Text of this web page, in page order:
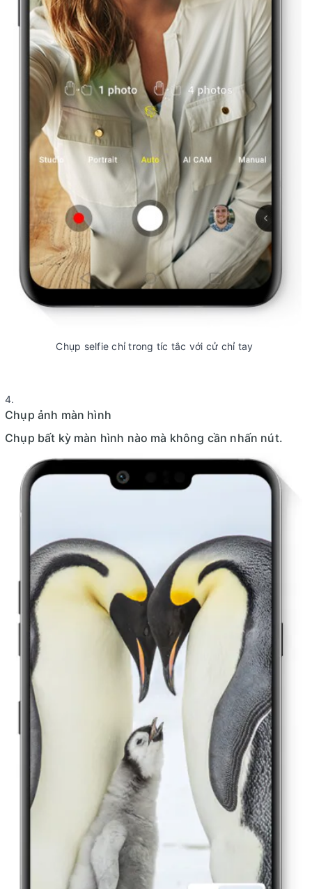
Chụp selfie chỉ trong tíc tắc với cử chỉ tay
Chụp ảnh màn hình
Chụp bất kỳ màn hình nào mà không cần nhấn nút.